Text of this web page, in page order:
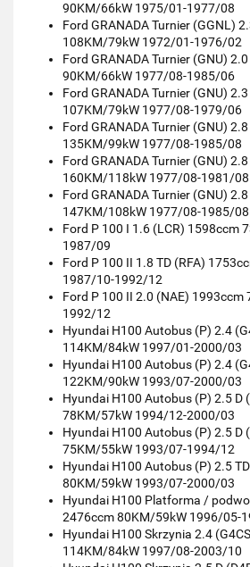
90KM/66kW 1975/01-1977/08
Ford GRANADA Turnier (GGNL)
108KM/79kW 1972/01-1976/02
Ford GRANADA Turnier (GNU)
90KM/66kW 1977/08-1985/06
Ford GRANADA Turnier (GNU)
107KM/79kW 1977/08-1979/06
Ford GRANADA Turnier (GNU)
135KM/99kW 1977/08-1985/08
Ford GRANADA Turnier (GNU)
160KM/118kW 1977/08-1981/08
Ford GRANADA Turnier (GNU)
147KM/108kW 1977/08-1985/08
Ford P 100 I 1.6 (LCR) 1598ccm
1987/09
Ford P 100 II 1.8 TD (RFA)
1987/10-1992/12
Ford P 100 II 2.0 (NAE)
1992/12
Hyundai H100 Autobus (P) 2.4
114KM/84kW 1997/01-2000/03
Hyundai H100 Autobus (P) 2.4
122KM/90kW 1993/07-2000/03
Hyundai H100 Autobus (P) 2.5 D
78KM/57kW 1994/12-2000/03
Hyundai H100 Autobus (P) 2.5 D
75KM/55kW 1993/07-1994/12
Hyundai H100 Autobus (P) 2.5
80KM/59kW 1993/07-2000/03
Hyundai H100 Platforma /
2476ccm 80KM/59kW 1996/05-
Hyundai H100 Skrzynia 2.4
114KM/84kW 1997/08-2003/10